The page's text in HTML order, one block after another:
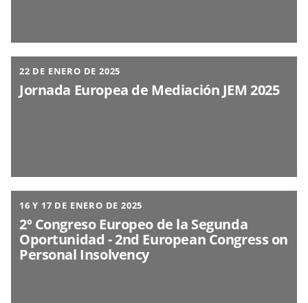
22 DE ENERO DE 2025
Jornada Europea de Mediación JEM 2025
16 Y 17 DE ENERO DE 2025
2º Congreso Europeo de la Segunda
Oportunidad - 2nd European Congress on
Personal Insolvency